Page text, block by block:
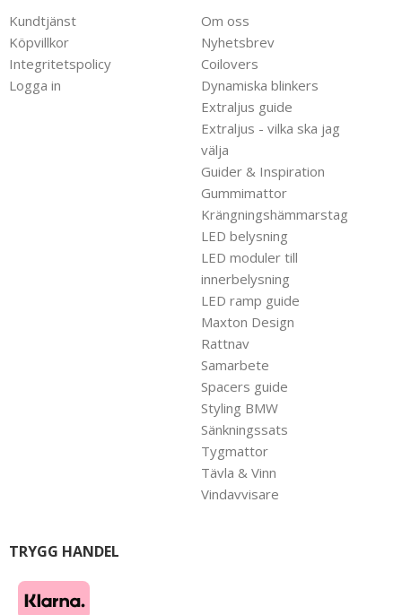
Kundtjänst
Köpvillkor
Integritetspolicy
Logga in
Om oss
Nyhetsbrev
Coilovers
Dynamiska blinkers
Extraljus guide
Extraljus - vilka ska jag
välja
Guider & Inspiration
Gummimattor
Krängningshämmarstag
LED belysning
LED moduler till
innerbelysning
LED ramp guide
Maxton Design
Rattnav
Samarbete
Spacers guide
Styling BMW
Sänkningssats
Tygmattor
Tävla & Vinn
Vindavvisare
TRYGG HANDEL